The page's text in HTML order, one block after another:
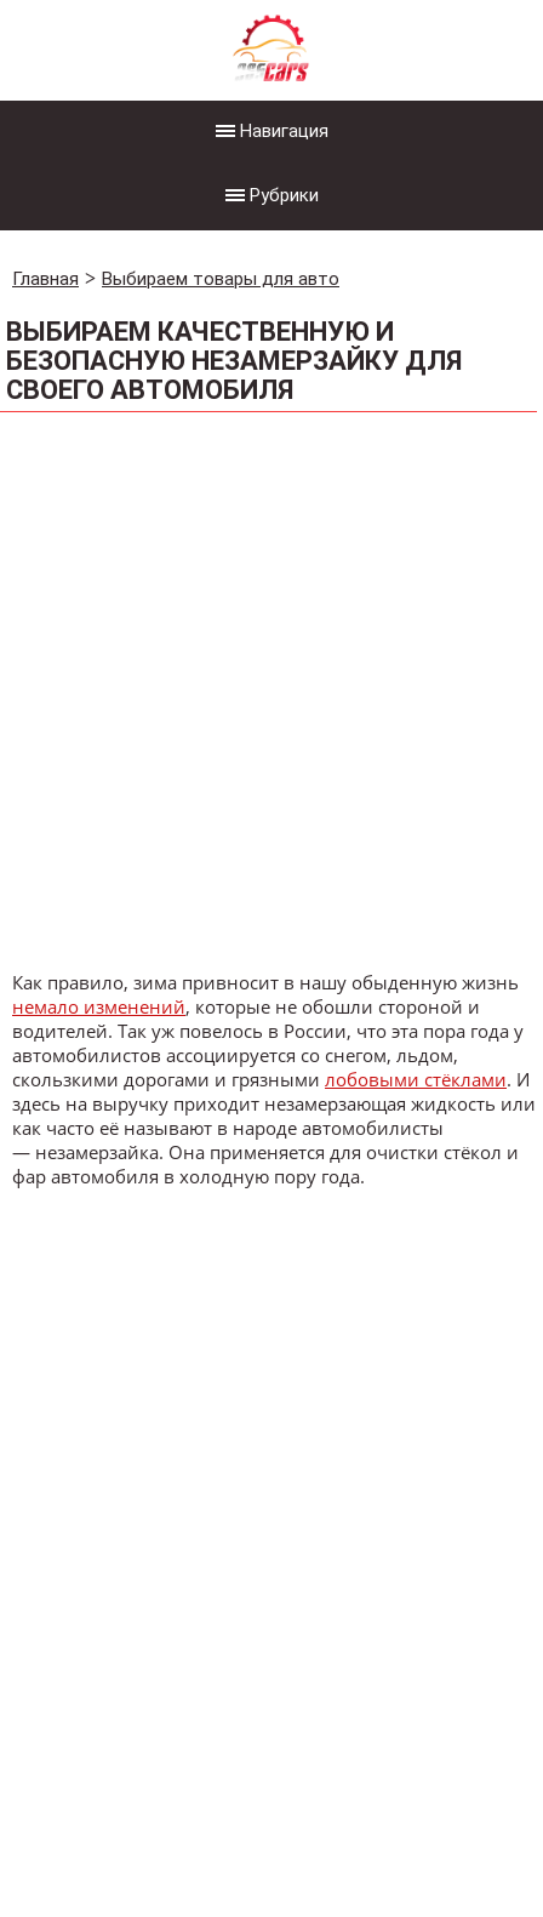
Навигация
Рубрики
Главная Выбираем товары для авто
ВЫБИРАЕМ КАЧЕСТВЕННУЮ И
БЕЗОПАСНУЮ НЕЗАМЕРЗАЙКУ ДЛЯ
СВОЕГО АВТОМОБИЛЯ
Как правило, зима привносит в нашу обыденную жизнь
немало изменений, которые не обошли стороной и
водителей. Так уж повелось в России, что эта пора года у
автомобилистов ассоциируется со снегом, льдом,
скользкими дорогами и грязными лобовыми стёклами. И
здесь на выручку приходит незамерзающая жидкость или
как часто её называют в народе автомобилисты
— незамерзайка. Она применяется для очистки стёкол и
фар автомобиля в холодную пору года.